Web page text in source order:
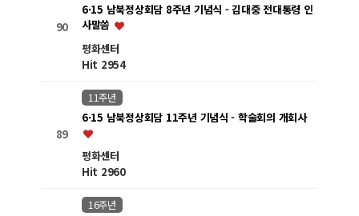
90
6·15 남북정상회담 8주년 기념식 - 김대중 전대통령 인
사말씀
평화센터
Hit 2954
89
11주년
6·15 남북정상회담 11주년 기념식 - 학술회의 개회사
평화센터
Hit 2960
16주년